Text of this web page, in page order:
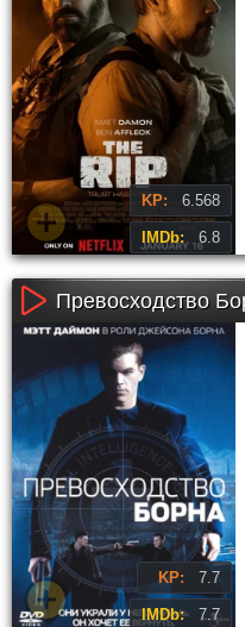
KP: 6.568
IMDb: 6.8
Превосходство
KP: 7.7
IMDb: 7.7